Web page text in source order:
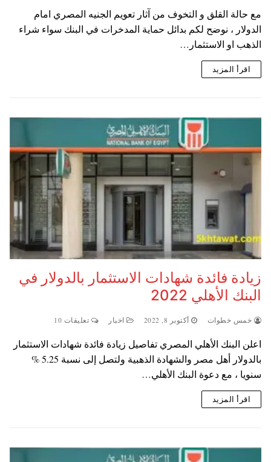
مع حالة القلق و التخوف من آثار تعويم الجنيه المصري امام
الدولار ، نوضح لكم بدائل حماية المدخرات في البنك سواء شراء
الذهب او الاستثمار…
اقرأ المزيد
زيادة فائدة شهادات الاستثمار بالدولار في
البنك الأهلي 2022
خمس خطوات أكتوبر 8, 2022 اخبار تعليقات 10
اعلن البنك الأهلي المصري تفاصيل زيادة فائدة شهادات الاستثمار
بالدولار أهل مصر والشهادة الذهبية ولتصل إلى نسبة 5.25 %
سنويا ، مع دعوة البنك الأهلي…
اقرأ المزيد